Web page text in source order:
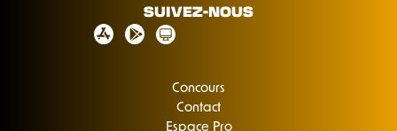
SUIVEZ-NOUS
Concours
Contact
Espace Pro